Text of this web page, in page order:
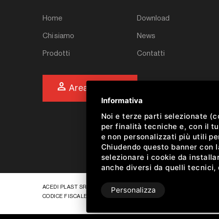
Home
Chi siamo
Prodotti
Download
News
Contatti
person Area riservata
ACEDI PLAST SRL • PRIVACY •SITEMAP• QUESTO SITO È
CODICE FISCALE E P.IVA IT00054190384 REG. IMPR. FE
Informativa
Noi e terze parti selezionate
per finalità tecniche e, con il
e non personalizzati più utili
Chiudendo questo banner
selezionare i cookie da
anche diversi da quelli
Personalizza